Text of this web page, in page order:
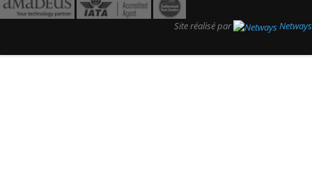
Site réalisé par Netways